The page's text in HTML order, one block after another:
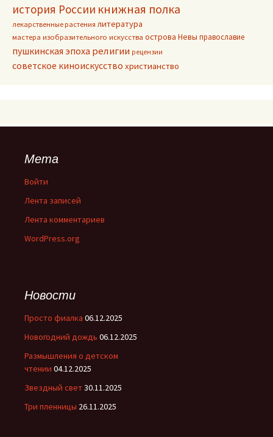
история России книжная полка
лекарственные растения литература
мастера изобразительного искусства острова Невы православие
пушкинская эпоха религии рецензии
советское киноискусство христианство
Мета
Войти
Лента записей
Лента комментариев
WordPress.org
Новости
Просто фиалка 06.12.2025
Новогодний дождь 06.12.2025
Размышления о детском
чтении 04.12.2025
Звездный свет30.11.2025
Три пленницы 26.11.2025